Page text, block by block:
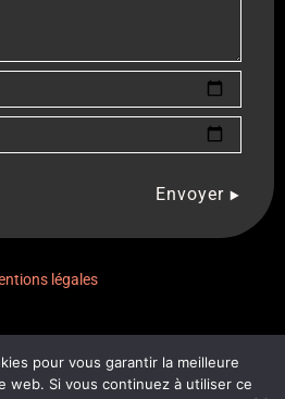
Envoyer
légales
pour vous garantir la meilleure
web. Si vous continuez à utiliser ce